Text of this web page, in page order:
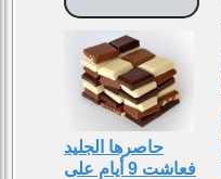
حاصرها الجليد
فعاشت 9 أيام على